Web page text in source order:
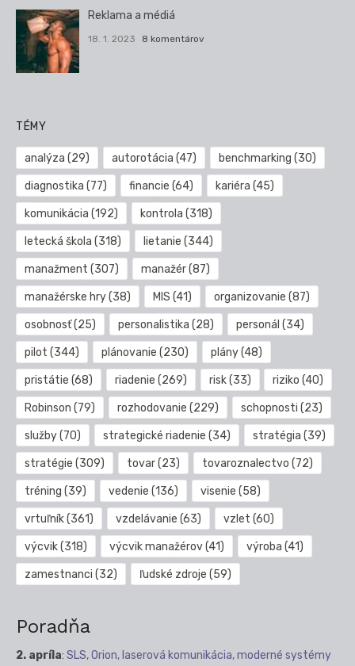
Reklama a médiá
18. 1. 2023 8 komentárov
TÉMY
analýza (29) autorotácia (47) benchmarking (30)
diagnostika (77) financie (64) kariéra (45)
komunikácia (192) kontrola (318)
letecká škola (318) lietanie (344)
manažment (307) manažér(87)
manažérske hry(38) MIS (41) organizovanie (87)
osobnosť(25) personalistika (28) personál (34)
pilot (344) plánovanie (230) plány(48)
pristátie (68) riadenie (269) risk(33) riziko (40)
Robinson (79) rozhodovanie (229) schopnosti (23)
služby(70) strategické riadenie (34) stratégia (39)
stratégie (309) tovar(23) tovaroznalectvo (72)
tréning (39) vedenie (136) visenie (58)
vrtuľník(361) vzdelávanie (63) vzlet (60)
výcvik(318) výcvik manažérov(41) výroba (41)
zamestnanci (32) ľudské zdroje (59)
Poradňa
2. apríla: SLS, Orion, laserová komunikácia, moderné systémy